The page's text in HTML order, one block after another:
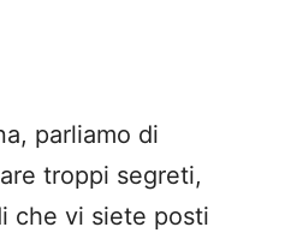
parliamo di
troppi segreti,
che vi siete posti